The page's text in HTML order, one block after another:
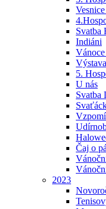
Svatba
Indiáni
5.
U nás
Svatba
Čaj o
2023